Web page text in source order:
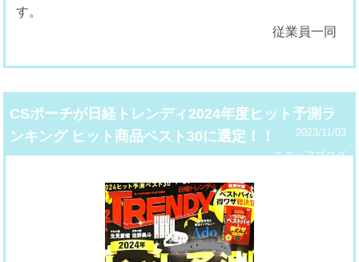
従業員一同
CSポーチが日経トレンディ2024年度ヒット予測ラ
ンキング ヒット商品ベスト30に選定！！
2023/11/03
スタッフブログ